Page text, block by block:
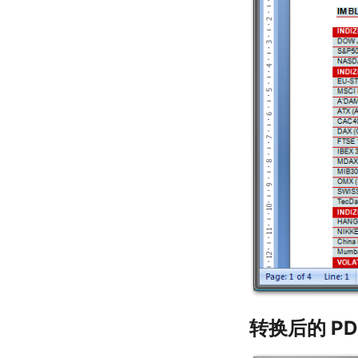
转换后的